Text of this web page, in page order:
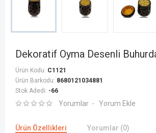
Dekoratif Oyma Desenli
Ürün Kodu: C1121
Ürün Barkodu: 8680121034881
Stok Adedi: -66
Yorumlar Yorum Ekle
Ürün Özellikleri Yorumlar (0)